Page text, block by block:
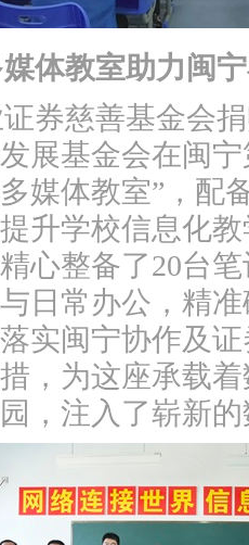
体教室助力闽
券慈善基金会
展基金会在闽
媒体教室”，配
升学校信息化
心整备了20台
日常办公，精
实闽宁协作及
，为这座承载
，注入了崭新